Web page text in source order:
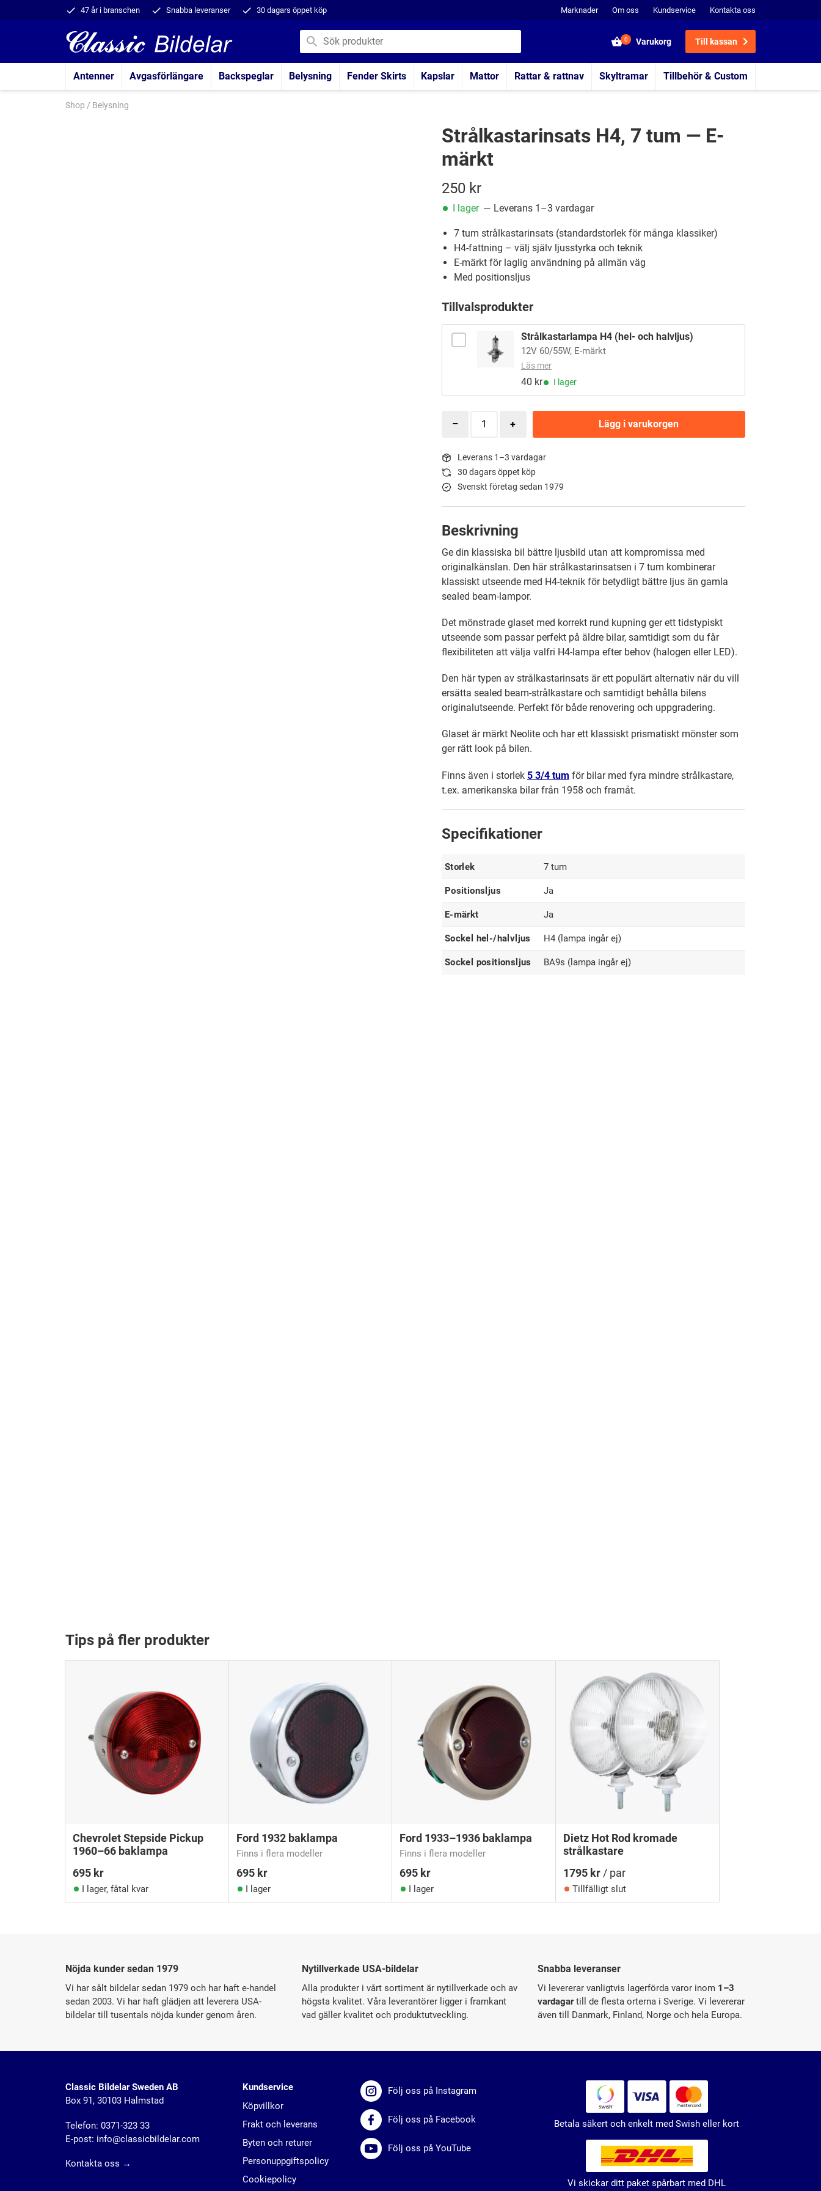
47 år i branschen Snabba leveranser 30 dagars öppet köp Marknader Om oss Kundservice Kontakta oss
Varukorg
0 Till kassan
Antenner Avgasförlängare Backspeglar Belysning Fender Skirts Kapslar Mattor Rattar & rattnav Skyltramar Tillbehör & Custom
Shop / Belysning
Strålkastarinsats H4, 7 tum — E-
märkt
250 kr
I lager — Leverans 1–3 vardagar
7 tum strålkastarinsats (standardstorlek för många klassiker)
H4-fattning – välj själv ljusstyrka och teknik
E-märkt för laglig användning på allmän väg
Med positionsljus
Tillvalsprodukter
Strålkastarlampa H4 (hel- och halvljus)
12V 60/55W, E-märkt
Läs mer
40 kr I lager
Lägg i varukorgen
Leverans 1–3 vardagar
30 dagars öppet köp
Svenskt företag sedan 1979
Beskrivning
Ge din klassiska bil bättre ljusbild utan att kompromissa med
originalkänslan. Den här strålkastarinsatsen i 7 tum kombinerar
klassiskt utseende med H4-teknik för betydligt bättre ljus än gamla
sealed beam-lampor.
Det mönstrade glaset med korrekt rund kupning ger ett tidstypiskt
utseende som passar perfekt på äldre bilar, samtidigt som du får
flexibiliteten att välja valfri H4-lampa efter behov (halogen eller LED).
Den här typen av strålkastarinsats är ett populärt alternativ när du vill
ersätta sealed beam-strålkastare och samtidigt behålla bilens
originalutseende. Perfekt för både renovering och uppgradering.
Glaset är märkt Neolite och har ett klassiskt prismatiskt mönster som
ger rätt look på bilen.
Finns även i storlek 5 3/4 tum för bilar med fyra mindre strålkastare,
t.ex. amerikanska bilar från 1958 och framåt.
Specifikationer
Storlek 7 tum
Positionsljus Ja
E-märkt Ja
Sockel hel-/halvljus H4 (lampa ingår ej)
Sockel positionsljus BA9s (lampa ingår ej)
Tips på fler produkter
Chevrolet Stepside Pickup
1960–66 baklampa
695 kr
I lager, fåtal kvar
Ford 1932 baklampa
Finns i flera modeller
695 kr
I lager
Ford 1933–1936 baklampa
Finns i flera modeller
695 kr
I lager
Dietz Hot Rod kromade
strålkastare
1795 kr / par
Tillfälligt slut
Nöjda kunder sedan 1979
Vi har sålt bildelar sedan 1979 och har haft e-handel
sedan 2003. Vi har haft glädjen att leverera USA-
bildelar till tusentals nöjda kunder genom åren.
Nytillverkade USA-bildelar
Alla produkter i vårt sortiment är nytillverkade och av
högsta kvalitet. Våra leverantörer ligger i framkant
vad gäller kvalitet och produktutveckling.
Snabba leveranser
Vi levererar vanligtvis lagerförda varor inom 1–3
vardagartill de flesta orterna i Sverige. Vi levererar
även till Danmark, Finland, Norge och hela Europa.
Classic Bildelar Sweden AB
Box 91, 30103 Halmstad
Telefon: 0371-323 33
E-post: info@classicbildelar.com
Kontakta oss →
Kundservice
Köpvillkor
Frakt och leverans
Byten och returer
Personuppgiftspolicy
Cookiepolicy
Följ oss på Instagram
Följ oss på Facebook
Följ oss på YouTube
Betala säkert och enkelt med Swish eller kort
Vi skickar ditt paket spårbart med DHL